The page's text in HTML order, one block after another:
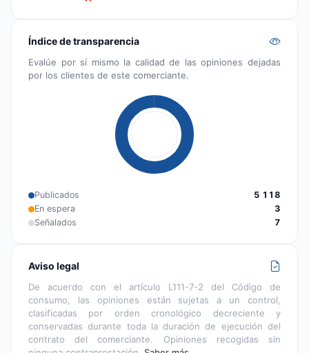
Índice de transparencia
Evalúe por sí mismo la calidad de las opiniones dejadas
por los clientes de este comerciante.
Publicados
5 118
En espera
3
Señalados
7
Aviso legal
De acuerdo con el artículo L111-7-2 del Código de
consumo, las opiniones están sujetas a un control,
clasificadas por orden cronológico decreciente y
conservadas durante toda la duración de ejecución del
contrato del comerciante. Opiniones recogidas sin